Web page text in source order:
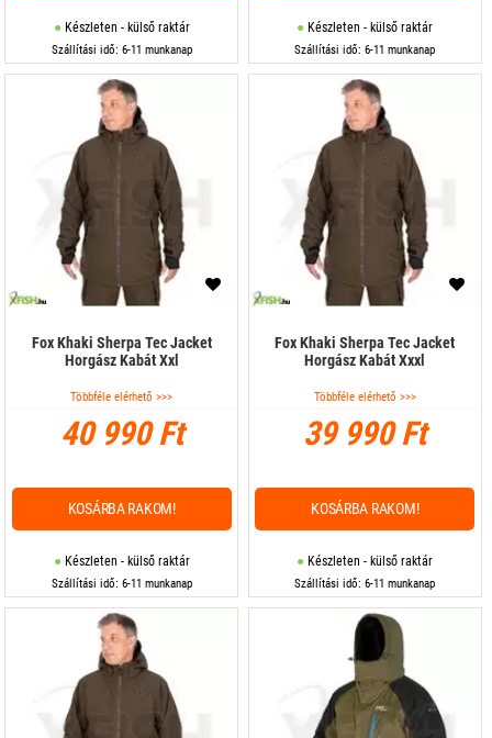
Készleten - külső raktár
Szállítási idő: 6-11 munkanap
Készleten - külső raktár
Szállítási idő: 6-11 munkanap
Fox Khaki Sherpa Tec Jacket
Horgász Kabát Xxl
Többféle elérhető >>>
40 990 Ft
Készleten - külső raktár
Szállítási idő: 6-11 munkanap
KOSÁRBA RAKOM!
Fox Khaki Sherpa Tec Jacket
Horgász Kabát Xxxl
Többféle elérhető >>>
39 990 Ft
Készleten - külső raktár
Szállítási idő: 6-11 munkanap
KOSÁRBA RAKOM!